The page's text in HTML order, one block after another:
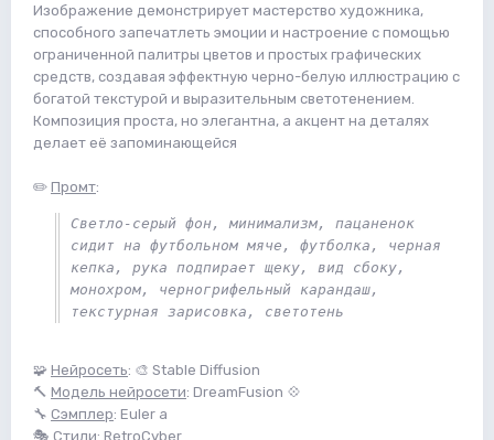
Изображение демонстрирует мастерство художника,
способного запечатлеть эмоции и настроение с помощью
ограниченной палитры цветов и простых графических
средств, создавая эффектную черно-белую иллюстрацию с
богатой текстурой и выразительным светотенением.
Композиция проста, но элегантна, а акцент на деталях
делает её запоминающейся
✏️ Промт:
Светло-серый фон, минимализм, пацаненок
сидит на футбольном мяче, футболка, черная
кепка, рука подпирает щеку, вид сбоку,
монохром, черногрифельный карандаш,
текстурная зарисовка, светотень
🧩 Нейросеть: 🎨 Stable Diffusion
🔨 Модель нейросети: DreamFusion 💠
🔧 Сэмплер: Euler a
🎭 Стили: RetroCyber